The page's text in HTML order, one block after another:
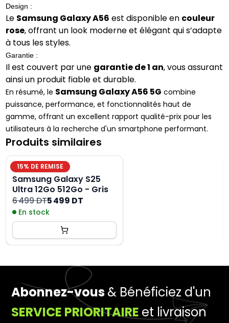
Design :
Le Samsung Galaxy A56 est disponible en couleur
rose, offrant un look moderne et élégant qui s’adapte
à tous les styles.
Garantie :
Il est couvert par une garantie de 1 an, vous assurant
ainsi un produit fiable et durable.
En résumé, le Samsung Galaxy A56 5G combine
puissance, performance, et fonctionnalités haut de
gamme, offrant un excellent rapport qualité-prix pour les
utilisateurs à la recherche d'un smartphone performant.
Produits similaires
15% DE REMISE
Samsung Galaxy S25
Ultra 12Go 512Go - Gris
6 499 DT5 499 DT
En stock
Abonnez-vous& Bénéficiez d'un
SERVICE PRIORITAIRE et livraison